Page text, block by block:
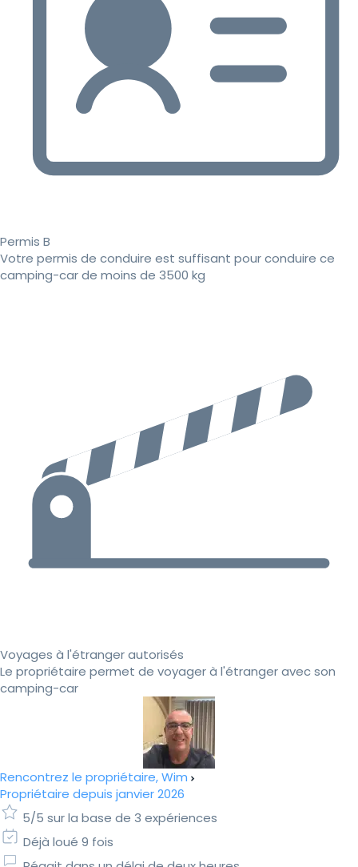
Permis B
Votre permis de conduire est suffisant pour conduire ce
camping-car de moins de 3500 kg
Voyages à l'étranger autorisés
Le propriétaire permet de voyager à l'étranger avec son
camping-car
Rencontrez le propriétaire, Wim
Propriétaire depuis janvier 2026
5/5 sur la base de 3 expériences
Déjà loué 9 fois